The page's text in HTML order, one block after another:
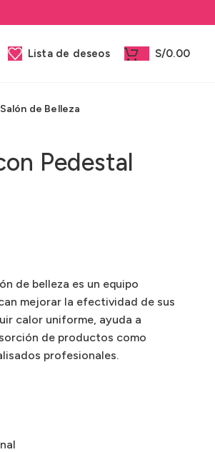
Lista de deseos S/0.00
de Belleza
Pedestal
de belleza es un equipo
mejorar la efectividad de sus
calor uniforme, ayuda a
de productos como
profesionales.